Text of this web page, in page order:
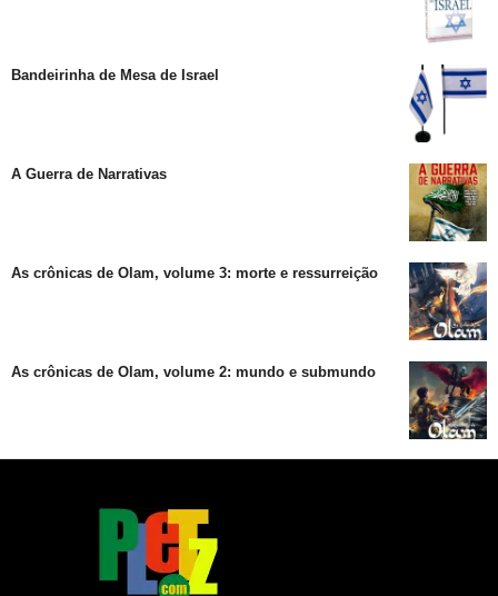
Bandeirinha de Mesa de Israel
A Guerra de Narrativas
As crônicas de Olam, volume 3: morte e ressurreição
As crônicas de Olam, volume 2: mundo e submundo